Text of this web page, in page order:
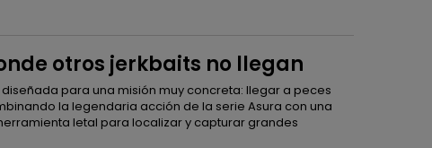
otros jerkbaits no llegan
para una misión muy concreta: llegar a peces
la legendaria acción de la serie Asura con una
letal para localizar y capturar grandes